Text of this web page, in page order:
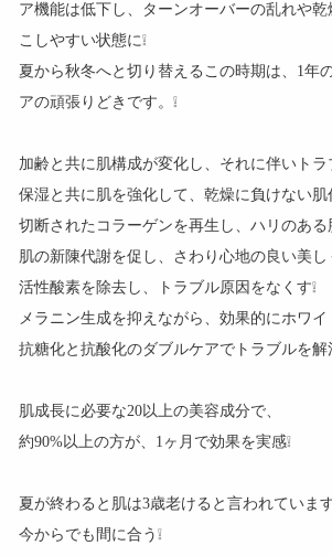
ア機能は低下し、ターンオーバーの乱れや
こしやすい状態に❕
夏から秋冬へと切り替えるこの時期は、1年
アの頑張りどきです。❕
加齢と共に肌構成が変化し、それに伴いトラ
保湿と共に肌を強化して、乾燥に負けない肌
切断されたコラーゲンを再生し、ハリのある
肌の新陳代謝を促し、さわり心地の良い美し
活性酸素を除去し、トラブル原因をなくす❕
メラニン生成を抑えながら、効果的にホワイ
抗糖化と抗酸化のダブルケアでトラブルを解
肌成長に必要な20以上の美容成分で、
約90%以上の方が、1ヶ月で効果を実感❕
夏が終わると肌は3歳老けると言われています
今からでも間に合う❕